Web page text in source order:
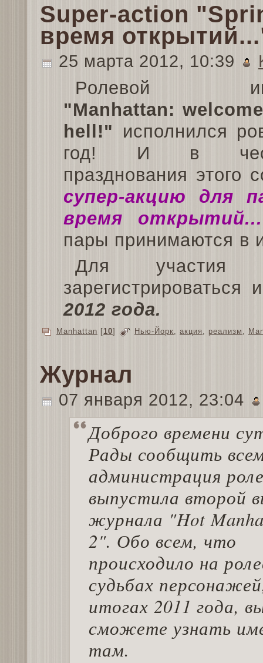
Super-action
время
25 марта 2012, 10:39
Ролевой
"Manhattan:
hell!" исполнился
год! И в
празднования
супер-акцию для
время
пары принимаются в
Для участия
2012 года.
Manhattan [10] Нью-Йорк, акция , реализм ,
Журнал
07 января 2012, 23:04
Доброго времени
Рады сообщить
администрация
выпустила второй
журнала "Hot
2". Обо всем, что
происходило на
судьбах
итогах 2011 года,
сможете узнать
там.